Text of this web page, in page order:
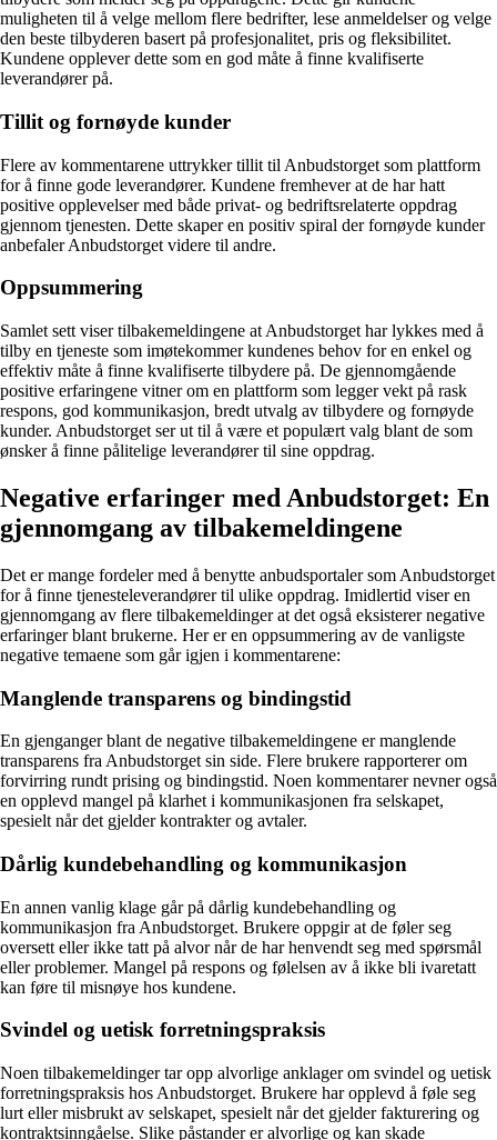
muligheten til å velge mellom flere bedrifter, lese anmeldelser og velge
den beste tilbyderen basert på profesjonalitet, pris og fleksibilitet.
Kundene opplever dette som en god måte å finne kvalifiserte
leverandører på.
Tillit og fornøyde kunder
Flere av kommentarene uttrykker tillit til Anbudstorget som plattform
for å finne gode leverandører. Kundene fremhever at de har hatt
positive opplevelser med både privat- og bedriftsrelaterte oppdrag
gjennom tjenesten. Dette skaper en positiv spiral der fornøyde kunder
anbefaler Anbudstorget videre til andre.
Oppsummering
Samlet sett viser tilbakemeldingene at Anbudstorget har lykkes med å
tilby en tjeneste som imøtekommer kundenes behov for en enkel og
effektiv måte å finne kvalifiserte tilbydere på. De gjennomgående
positive erfaringene vitner om en plattform som legger vekt på rask
respons, god kommunikasjon, bredt utvalg av tilbydere og fornøyde
kunder. Anbudstorget ser ut til å være et populært valg blant de som
ønsker å finne pålitelige leverandører til sine oppdrag.
Negative erfaringer med Anbudstorget: En
gjennomgang av tilbakemeldingene
Det er mange fordeler med å benytte anbudsportaler som Anbudstorget
for å finne tjenesteleverandører til ulike oppdrag. Imidlertid viser en
gjennomgang av flere tilbakemeldinger at det også eksisterer negative
erfaringer blant brukerne. Her er en oppsummering av de vanligste
negative temaene som går igjen i kommentarene:
Manglende transparens og bindingstid
En gjenganger blant de negative tilbakemeldingene er manglende
transparens fra Anbudstorget sin side. Flere brukere rapporterer om
forvirring rundt prising og bindingstid. Noen kommentarer nevner også
en opplevd mangel på klarhet i kommunikasjonen fra selskapet,
spesielt når det gjelder kontrakter og avtaler.
Dårlig kundebehandling og kommunikasjon
En annen vanlig klage går på dårlig kundebehandling og
kommunikasjon fra Anbudstorget. Brukere oppgir at de føler seg
oversett eller ikke tatt på alvor når de har henvendt seg med spørsmål
eller problemer. Mangel på respons og følelsen av å ikke bli ivaretatt
kan føre til misnøye hos kundene.
Svindel og uetisk forretningspraksis
Noen tilbakemeldinger tar opp alvorlige anklager om svindel og uetisk
forretningspraksis hos Anbudstorget. Brukere har opplevd å føle seg
lurt eller misbrukt av selskapet, spesielt når det gjelder fakturering og
kontraktsinngåelse. Slike påstander er alvorlige og kan skade